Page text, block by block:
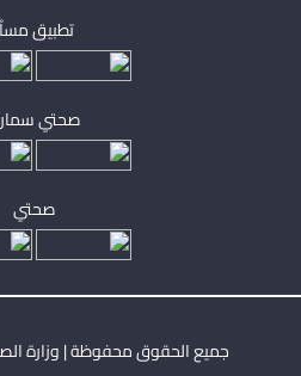
تطبيق
صحتي
صحتي
جميع الحقوق محفوظة | وزارة الصحة